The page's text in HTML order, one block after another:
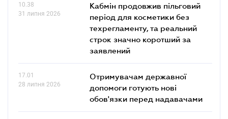
10.38
31 липня 2026
Кабмін продовжив пільговий
період для косметики без
техрегламенту, та реальний
строк значно коротший за
заявлений
17.01
28 липня 2026
Отримувачам державної
допомоги готують нові
обов'язки перед надавачами